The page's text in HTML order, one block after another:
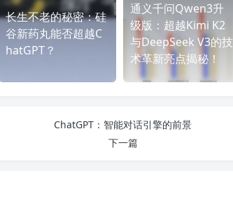
长生不老的秘密：硅
谷新药丸能否超越C
hatGPT？
通义千问Qwen3升
级版：超越Kimi K2
与DeepSeek V3的技
术革新亮点揭秘！
ChatGPT：智能对话引擎的前景
下一篇